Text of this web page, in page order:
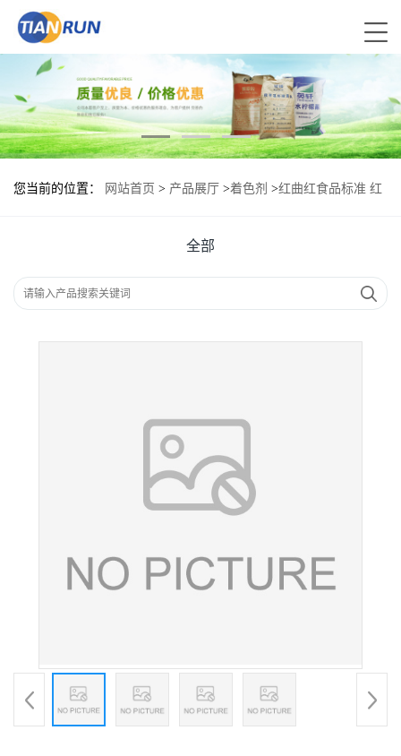
您当前的位置： 网站首页 > 产品展厅 >着色剂 >红曲红食品标准 红
全部